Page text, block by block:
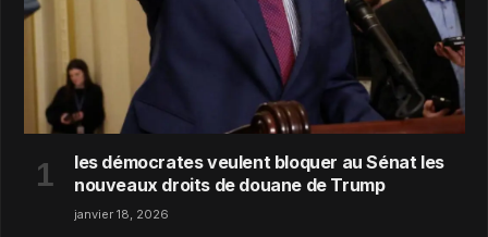
les démocrates veulent bloquer au Sénat les
nouveaux droits de douane de Trump
janvier 18, 2026